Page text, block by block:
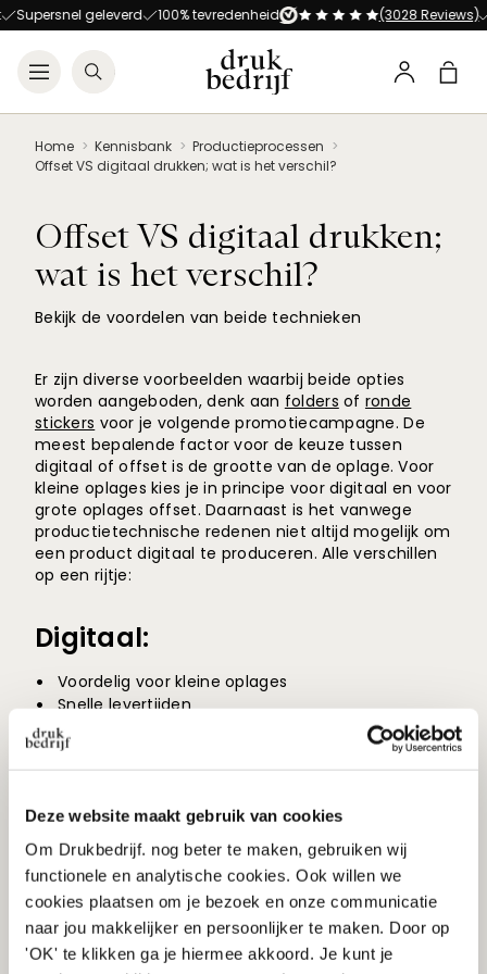
Deze website maakt gebruik van cookies
Om Drukbedrijf. nog beter te maken, gebruiken wij
functionele en analytische cookies. Ook willen we
cookies plaatsen om je bezoek en onze communicatie
naar jou makkelijker en persoonlijker te maken. Door op
'OK' te klikken ga je hiermee akkoord. Je kunt je
Direct naar de
Direct naar de hoofdinhoud
Open menu
Zoeken
Profiel
Supersnel geleverd 100% tevredenheid (3028 Reviews)
Home Kennisbank
Productieprocessen
Offset VS digitaal drukken; wat is het verschil?
Offset VS digitaal drukken;
wat is het verschil?
Bekijk de voordelen van beide technieken
Er zijn diverse voorbeelden waarbij beide opties
worden aangeboden, denk aan folders of ronde
stickers voor je volgende promotiecampagne. De
meest bepalende factor voor de keuze tussen
digitaal of offset is de grootte van de oplage. Voor
kleine oplages kies je in principe voor digitaal en voor
grote oplages offset. Daarnaast is het vanwege
productietechnische redenen niet altijd mogelijk om
een product digitaal te produceren. Alle verschillen
op een rijtje:
Digitaal:
Voordelig voor kleine oplages
Snelle levertijden
Ideaal voor gepersonaliseerd drukwerk
Drukken in full color
Offset:
Voordelig bij grote oplages
Drukken in full color én PMS
Constante kwaliteit
Let op: gebruik je voor het ene product offset en